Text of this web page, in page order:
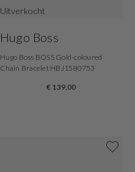
Uitverkocht
Hugo Boss
Hugo Boss BOSS Gold-coloured
Chain Bracelet HBJ1580753
€ 139,00